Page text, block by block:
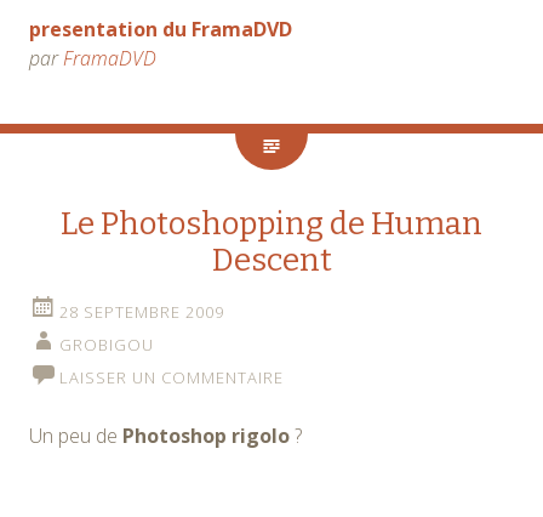
presentation du FramaDVD
parFramaDVD
Le Photoshopping de Human
Descent
28 SEPTEMBRE 2009
GROBIGOU
LAISSER UN COMMENTAIRE
Un peu de Photoshop rigolo?